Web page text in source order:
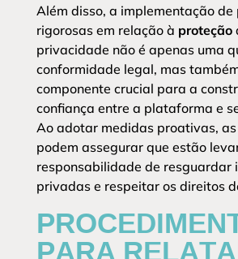
Além disso, a implementação
rigorosas em relação à proteção
privacidade não é apenas uma
conformidade legal, mas
componente crucial para a
confiança entre a plataforma e
Ao adotar medidas proativas,
podem assegurar que estão
responsabilidade de resguardar
privadas e respeitar os direitos